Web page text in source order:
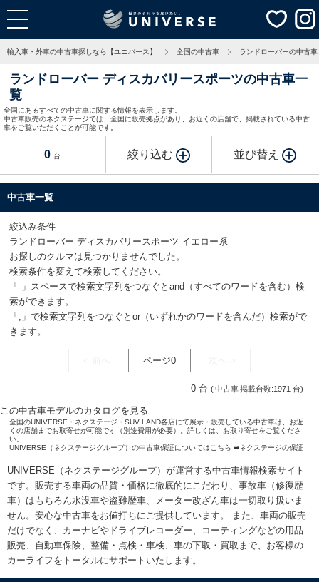
輸入車・外車の中古車探しなら【ユニバース】 全国の中古車 ランドローバーの中古車
ランドローバー ディスカバリースポーツの中古車一
覧
全国にあるすべての中古車に関する情報を表示します。
中古車販売のネクステージでは、全国に販売拠点があり、お近くの店舗で、掲載されている中古
車をご覧いただくことが可能です。
0 台 絞り込む 並び替え
中古車一覧
絞込み条件
ランドローバー ディスカバリースポーツ イエロー系
お探しのクルマは見つかりませんでした。
検索条件を変えて検索してください。
「 」スペースで検索文字列をつなぐとand（すべてのワードを含む）検
索ができます。
「,」で検索文字列をつなぐとor（いずれかのワードを含んだ）検索がで
きます。
ページ0
0 台 (中古車掲載台数:1971 台)
この中古車モデルのカタログを見る
全国のUNIVERSE・ネクステージ・SUV LAND各店にて展示・販売している中古車は、お近
くの店舗までお取寄せが可能です（別途費用が必要）。詳しくは、 お取り寄せをご覧くださ
い。
UNIVERSE（ネクステージグループ）の中古車保証についてはこちら ➡ネクステージの保証
UNIVERSE（ネクステージグループ）が運営する中古車情報検索サイト
です。販売する車両の品質・価格に徹底的にこだわり、事故車（修復歴
車）はもちろん水没車や盗難歴車、メーター改ざん車は一切取り扱いま
せん。安心な中古車をお値打ちにご提供しています。 また、車両の販売
だけでなく、カーナビやドライブレコーダー、コーティングなどの用品
販売、自動車保険、整備・点検・車検、車の下取・買取まで、お客様の
カーライフをトータルにサポートいたします。